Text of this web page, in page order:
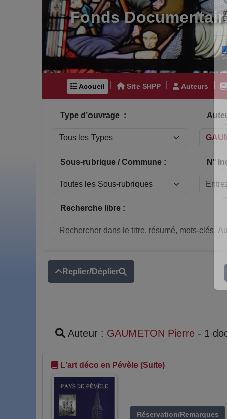
Fonds
Accueil Site SHPP Auteurs
Type d’ouvrage :
Sous-rubrique / Commune : N°
Recherche libre :
Replier/Déplier
Auteur : GAUMETON Pierre - 1
L'art déco en Pévèle (Suite)
Réservation/Remarques